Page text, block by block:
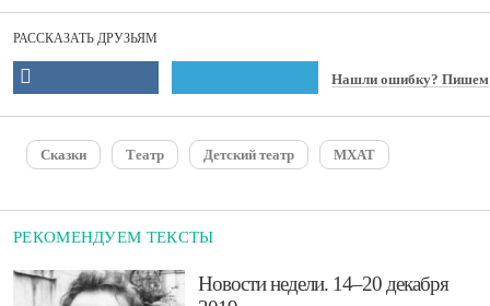
РАССКАЗАТЬ ДРУЗЬЯМ
Нашли ошибку? Пишем
Сказки Театр Детский театр МХАТ
РЕКОМЕНДУЕМ ТЕКСТЫ
​Новости недели. 14–20 декабря